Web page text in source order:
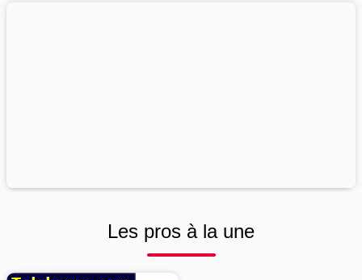
Les pros à la une